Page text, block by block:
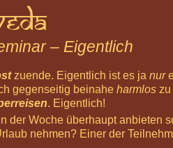
– Eigentlich
zuende. Eigentlich ist es ja nur
gegenseitig beinahe harmlos
. Eigentlich!
der Woche überhaupt anbieten
nehmen? Einer der